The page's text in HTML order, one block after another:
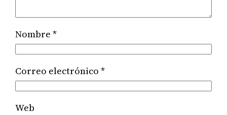
Nombre*
Correo electrónico*
Web